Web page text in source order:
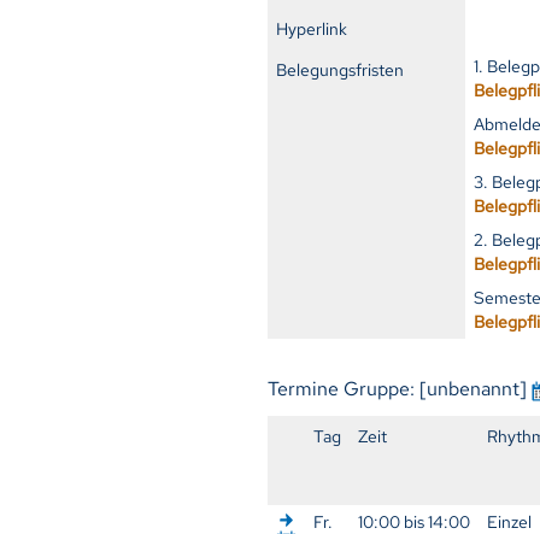
Hyperlink
Belegungsfristen
1.
3.
2.
Termine Gruppe: [unbenannt]
Tag Zeit
Fr. 10:00 bis 14:00 Einzel